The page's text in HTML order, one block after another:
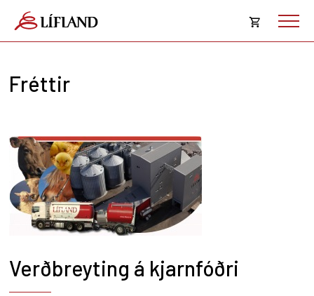
Opna
Karfan þín
Karfan er tóm.
Fréttir
Verðbreyting á kjarnfóðri